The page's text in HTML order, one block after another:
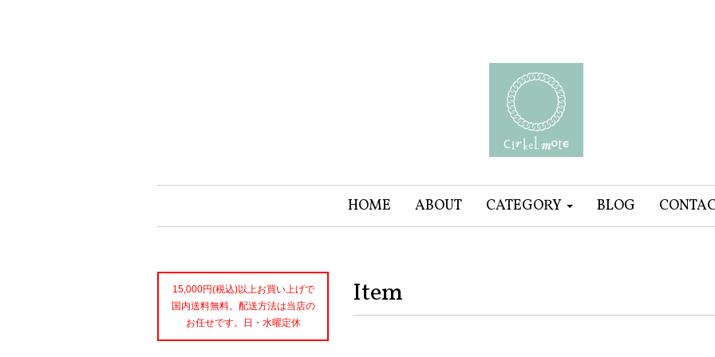
HOME ABOUT CATEGORY BLOG
Item
15,000円(税込)以上お買い上げで
国内送料無料。配送方法は当店の
お任せです。日・水曜定休